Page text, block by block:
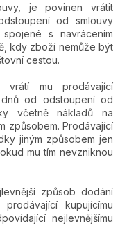
je povinen vrátit
od smlouvy
s navrácením
kdy zboží nemůže být
cestou.
vrátí mu prodávající
od odstoupení od
včetně nákladů na
způsobem. Prodávající
jiným způsobem jen
mu tím nevzniknou
způsob dodání
kupujícímu
nejlevnějšímu